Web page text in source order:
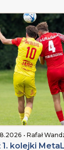
• Rafał
kolejki